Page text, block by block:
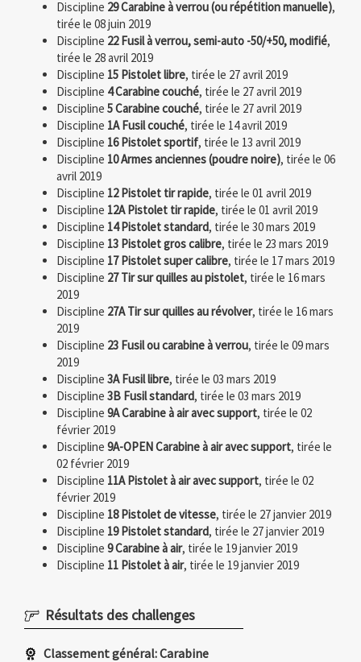
Discipline 29 Carabine à verrou (ou répétition manuelle),
tirée le 08 juin 2019
Discipline 22 Fusil à verrou, semi-auto -50/+50, modifié,
tirée le 28 avril 2019
Discipline 15 Pistolet libre, tirée le 27 avril 2019
Discipline 4 Carabine couché, tirée le 27 avril 2019
Discipline 5 Carabine couché, tirée le 27 avril 2019
Discipline 1A Fusil couché, tirée le 14 avril 2019
Discipline 16 Pistolet sportif, tirée le 13 avril 2019
Discipline 10 Armes anciennes (poudre noire), tirée le 06
avril 2019
Discipline 12 Pistolet tir rapide, tirée le 01 avril 2019
Discipline 12A Pistolet tir rapide, tirée le 01 avril 2019
Discipline 14 Pistolet standard, tirée le 30 mars 2019
Discipline 13 Pistolet gros calibre, tirée le 23 mars 2019
Discipline 17 Pistolet super calibre, tirée le 17 mars 2019
Discipline 27 Tir sur quilles au pistolet, tirée le 16 mars
2019
Discipline 27A Tir sur quilles au révolver, tirée le 16 mars
2019
Discipline 23 Fusil ou carabine à verrou, tirée le 09 mars
2019
Discipline 3A Fusil libre, tirée le 03 mars 2019
Discipline 3B Fusil standard, tirée le 03 mars 2019
Discipline 9A Carabine à air avec support, tirée le 02
février 2019
Discipline 9A-OPEN Carabine à air avec support, tirée le
02 février 2019
Discipline 11A Pistolet à air avec support, tirée le 02
février 2019
Discipline 18 Pistolet de vitesse, tirée le 27 janvier 2019
Discipline 19 Pistolet standard, tirée le 27 janvier 2019
Discipline 9 Carabine à air, tirée le 19 janvier 2019
Discipline 11 Pistolet à air, tirée le 19 janvier 2019
Résultats des challenges
Classement général: Carabine